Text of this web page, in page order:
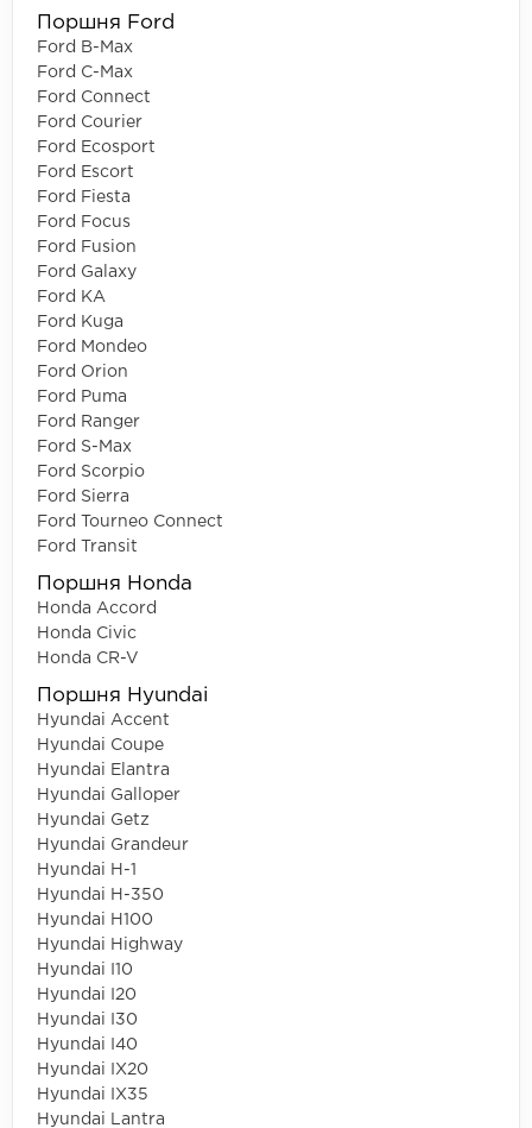
Поршня Ford
Ford B-Max
Ford C-Max
Ford Connect
Ford Courier
Ford Ecosport
Ford Escort
Ford Fiesta
Ford Focus
Ford Fusion
Ford Galaxy
Ford KA
Ford Kuga
Ford Mondeo
Ford Orion
Ford Puma
Ford Ranger
Ford S-Max
Ford Scorpio
Ford Sierra
Ford Tourneo Connect
Ford Transit
Поршня Honda
Honda Accord
Honda Civic
Honda CR-V
Поршня Hyundai
Hyundai Accent
Hyundai Coupe
Hyundai Elantra
Hyundai Galloper
Hyundai Getz
Hyundai Grandeur
Hyundai H-1
Hyundai H-350
Hyundai H100
Hyundai Highway
Hyundai I10
Hyundai I20
Hyundai I30
Hyundai I40
Hyundai IX20
Hyundai IX35
Hyundai Lantra